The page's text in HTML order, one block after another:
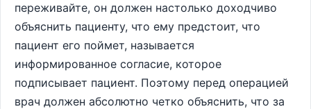
переживайте, он должен настолько доходчиво
объяснить пациенту, что ему предстоит, что
пациент его поймет, называется
информированное согласие, которое
подписывает пациент. Поэтому перед операцией
врач должен абсолютно четко объяснить, что за